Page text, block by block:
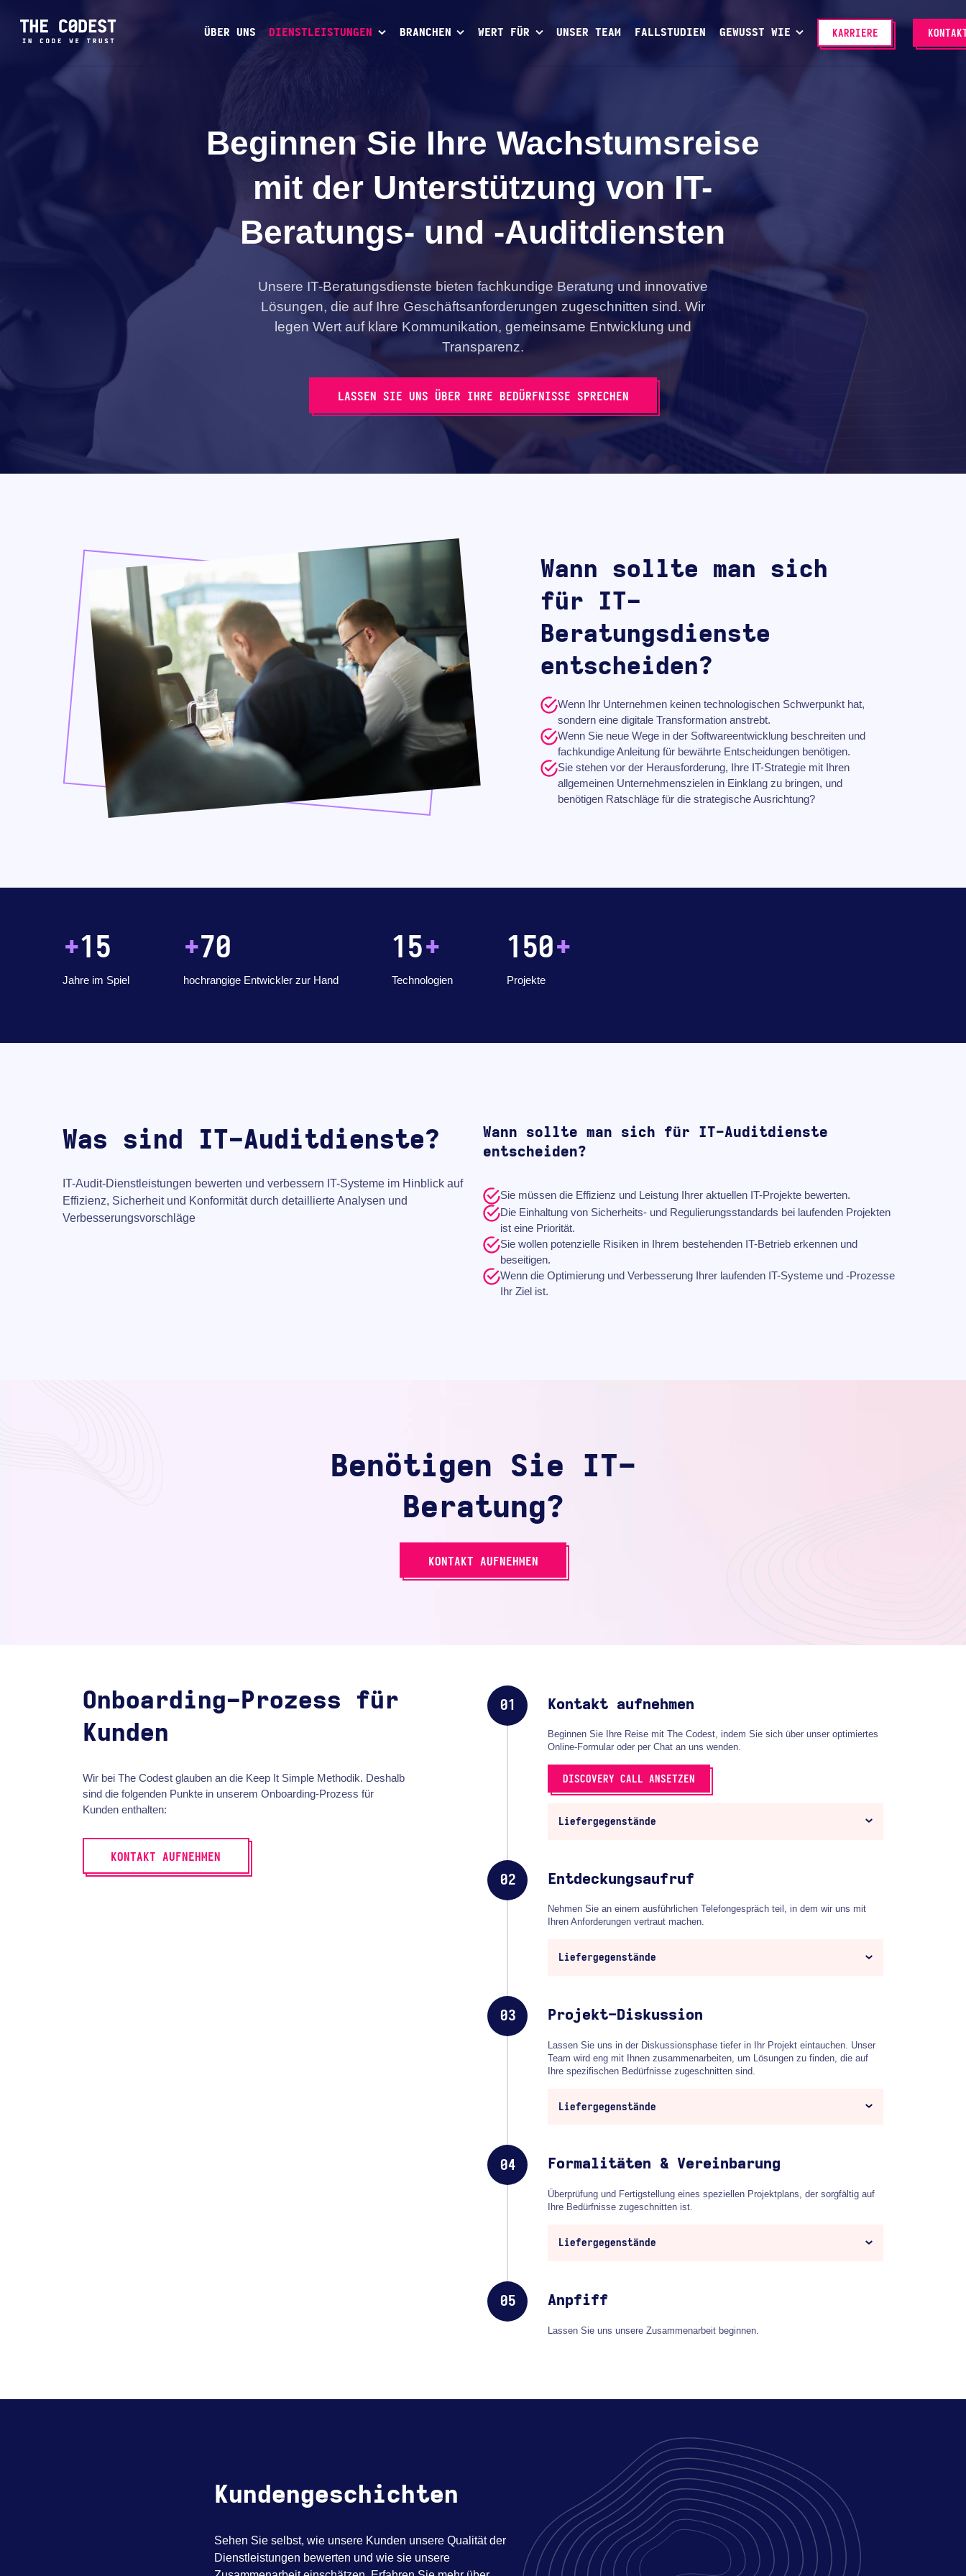
ÜBER UNS DIENSTLEISTUNGEN BRANCHEN WERT FÜR UNSER TEAM FALLSTUDIEN GEWUSST WIE KARRIERE
Beginnen Sie Ihre Wachstumsreise
mit der Unterstützung von IT-
Beratungs- und -Auditdiensten
Unsere IT-Beratungsdienste bieten fachkundige Beratung und innovative
Lösungen, die auf Ihre Geschäftsanforderungen zugeschnitten sind. Wir
legen Wert auf klare Kommunikation, gemeinsame Entwicklung und
Transparenz.
LASSEN SIE UNS ÜBER IHRE BEDÜRFNISSE SPRECHEN
Wann sollte man sich
für IT-
Beratungsdienste
entscheiden?
Wenn Ihr Unternehmen keinen technologischen Schwerpunkt hat,
sondern eine digitale Transformation anstrebt.
Wenn Sie neue Wege in der Softwareentwicklung beschreiten und
fachkundige Anleitung für bewährte Entscheidungen benötigen.
Sie stehen vor der Herausforderung, Ihre IT-Strategie mit Ihren
allgemeinen Unternehmenszielen in Einklang zu bringen, und
benötigen Ratschläge für die strategische Ausrichtung?
+15
Jahre im Spiel
+70
hochrangige Entwickler zur Hand
15+
Technologien
150+
Projekte
Was sind IT-Auditdienste?
IT-Audit-Dienstleistungen bewerten und verbessern IT-Systeme im Hinblick auf
Effizienz, Sicherheit und Konformität durch detaillierte Analysen und
Verbesserungsvorschläge
Wann sollte man sich für IT-Auditdienste
entscheiden?
Sie müssen die Effizienz und Leistung Ihrer aktuellen IT-Projekte bewerten.
Die Einhaltung von Sicherheits- und Regulierungsstandards bei laufenden Projekten
ist eine Priorität.
Sie wollen potenzielle Risiken in Ihrem bestehenden IT-Betrieb erkennen und
beseitigen.
Wenn die Optimierung und Verbesserung Ihrer laufenden IT-Systeme und -Prozesse
Ihr Ziel ist.
Benötigen Sie IT-
Beratung?
KONTAKT AUFNEHMEN
Onboarding-Prozess für
Kunden
Wir bei The Codest glauben an die Keep It Simple Methodik. Deshalb
sind die folgenden Punkte in unserem Onboarding-Prozess für
Kunden enthalten:
KONTAKT AUFNEHMEN
01 Kontakt aufnehmen
Beginnen Sie Ihre Reise mit The Codest, indem Sie sich über unser optimiertes
Online-Formular oder per Chat an uns wenden.
DISCOVERY CALL ANSETZEN
Liefergegenstände
02 Entdeckungsaufruf
Nehmen Sie an einem ausführlichen Telefongespräch teil, in dem wir uns mit
Ihren Anforderungen vertraut machen.
Liefergegenstände
03 Projekt-Diskussion
Lassen Sie uns in der Diskussionsphase tiefer in Ihr Projekt eintauchen. Unser
Team wird eng mit Ihnen zusammenarbeiten, um Lösungen zu finden, die auf
Ihre spezifischen Bedürfnisse zugeschnitten sind.
Liefergegenstände
04 Formalitäten & Vereinbarung
Überprüfung und Fertigstellung eines speziellen Projektplans, der sorgfältig auf
Ihre Bedürfnisse zugeschnitten ist.
Liefergegenstände
05 Anpfiff
Lassen Sie uns unsere Zusammenarbeit beginnen.
Kundengeschichten
Sehen Sie selbst, wie unsere Kunden unsere Qualität der
Dienstleistungen bewerten und wie sie unsere